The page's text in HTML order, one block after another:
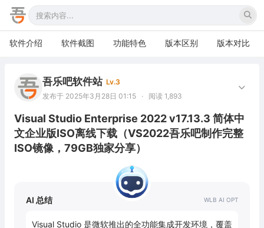
软件介绍 软件截图 功能特色 版本区别 版本对比
吾乐吧软件站 Lv.3
发布于 2025年3月28日 01:15
· 阅读 1,893
Visual Studio Enterprise 2022 v17.13.3 简体中
文企业版ISO离线下载（VS2022吾乐吧制作完整
ISO镜像，79GB独家分享）
AI 总结
Visual Studio 是微软推出的全功能集成开发环境，覆盖